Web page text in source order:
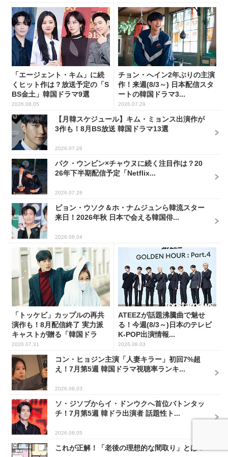
「エージェント・キム」に続
くヒット作は？放送予定の「S
BS金土」韓国ドラマ9選
2026.08.05
チョン・へイン2年ぶりの主演
作！来週(8/3～) 日本配信スタ
ートの韓国ドラマ3...
2026.07.29
【月韓スケジュール】キム・ミョンス出演作が
3作も！8月BS放送 韓国ドラマ13選
2026.07.28
パク・ウンビン×チャウヌに続く注目作は？20
26年下半期配信予定「Netflix...
2026.07.28
ビョン・ウソク＆ホ・ナムジュンら韓流スター
来日！2026年秋 日本で会える韓国俳...
2026.08.04
「トッケビ」カップルの再共
演作も！8月配信終了 実力派
キャストが贈る「韓国ドラ
マ...
2026.07.31
ATEEZが話題沸騰曲で魅せ
る！今週(8/3～)日本のテレビ
K-POP出演情報...
2026.08.03
コン・ヒョジン主演「人妻キラー」初回7%超
え！7月第5週 韓国ドラマ視聴率ランキ...
2026.08.03
ソ・ジソブからイ・ドンウクへ首位バトンタッ
チ！7月第5週 韓ドラ出演者 話題性ト...
2026.08.05
これが正解！「老後の理想的な間取り」とは？